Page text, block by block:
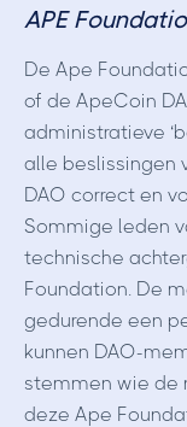
APE
De Ape
of de ApeCoin
administratieve
alle beslissingen
DAO correct en
Sommige leden
technische
Foundation. De
gedurende een
kunnen DAO-
stemmen wie de
deze Ape